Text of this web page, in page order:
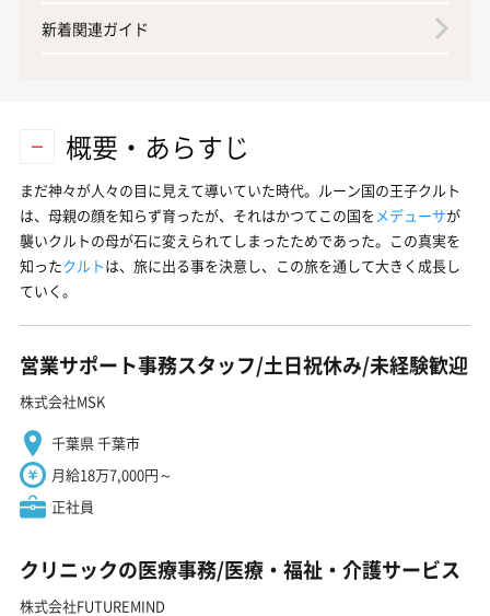
新着関連ガイド
概要・あらすじ
まだ神々が人々の目に見えて導いていた時代。ルーン国の王子クルト
は、母親の顔を知らず育ったが、それはかつてこの国をメデューサが
襲いクルトの母が石に変えられてしまったためであった。この真実を
知ったクルトは、旅に出る事を決意し、この旅を通して大きく成長し
ていく。
営業サポート事務スタッフ/土日祝休み/未経験歓迎
株式会社MSK
千葉県 千葉市
月給18万7,000円～
正社員
クリニックの医療事務/医療・福祉・介護サービス
株式会社FUTUREMIND